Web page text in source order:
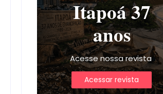
Itapoá 37
anos
Acesse nossa revista
Acessar revista